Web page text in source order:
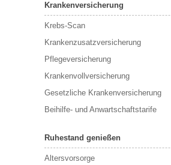
Krankenversicherung
Krebs-Scan
Krankenzusatzversicherung
Pflegeversicherung
Krankenvollversicherung
Gesetzliche Krankenversicherung
Beihilfe- und Anwartschaftstarife
Ruhestand genießen
Altersvorsorge